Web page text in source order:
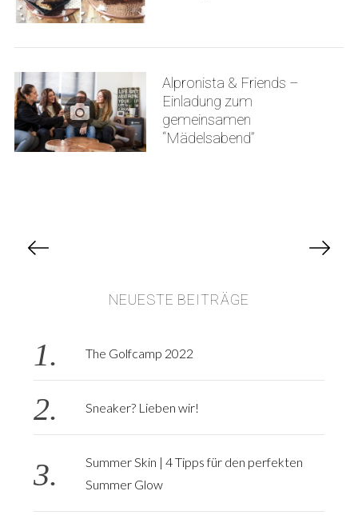
Alpronista & Friends –
Einladung zum
gemeinsamen
“Mädelsabend”
NEUESTE BEITRÄGE
The Golfcamp 2022
Sneaker? Lieben wir!
Summer Skin | 4 Tipps für den perfekten
Summer Glow